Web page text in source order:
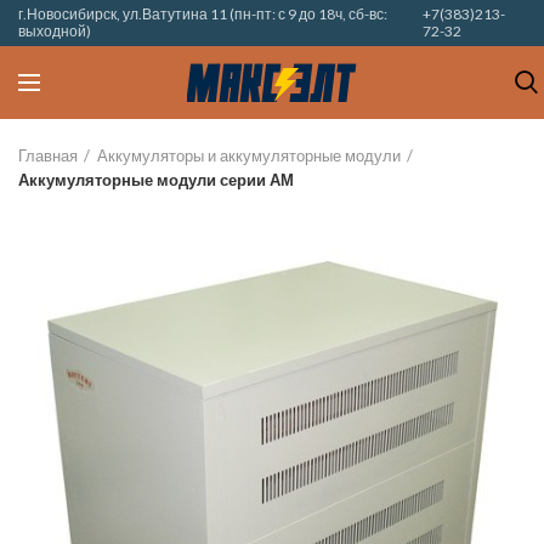
г.Новосибирск, ул.Ватутина 11 (пн-пт: с 9 до 18ч, сб-вс:
выходной)
+7(383)213-
72-32
Главная
Аккумуляторы и аккумуляторные модули
Аккумуляторные модули серии АМ